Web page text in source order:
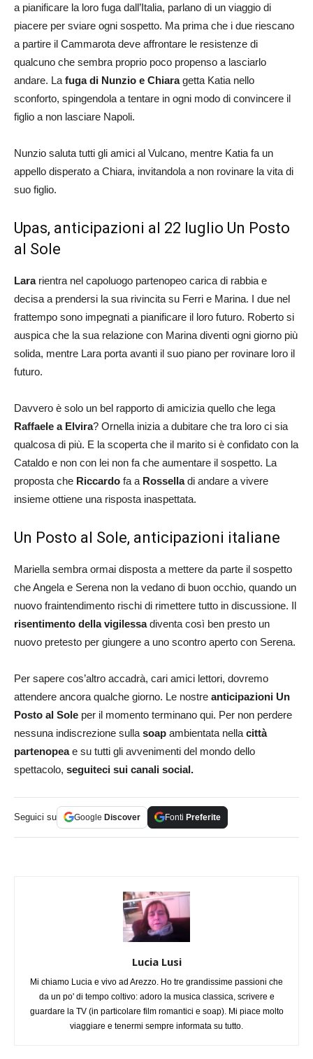
a pianificare la loro fuga dall’Italia, parlano di un viaggio di
piacere per sviare ogni sospetto. Ma prima che i due riescano
a partire il Cammarota deve affrontare le resistenze di
qualcuno che sembra proprio poco propenso a lasciarlo
andare. La fuga di Nunzio e Chiaragetta Katia nello
sconforto, spingendola a tentare in ogni modo di convincere il
figlio a non lasciare Napoli.
Nunzio saluta tutti gli amici al Vulcano, mentre Katia fa un
appello disperato a Chiara, invitandola a non rovinare la vita di
suo figlio.
Upas, anticipazioni al 22 luglio Un Posto
al Sole
Lararientra nel capoluogo partenopeo carica di rabbia e
decisa a prendersi la sua rivincita su Ferri e Marina. I due nel
frattempo sono impegnati a pianificare il loro futuro. Roberto si
auspica che la sua relazione con Marina diventi ogni giorno più
solida, mentre Lara porta avanti il suo piano per rovinare loro il
futuro.
Davvero è solo un bel rapporto di amicizia quello che lega
Raffaele a Elvira? Ornella inizia a dubitare che tra loro ci sia
qualcosa di più. E la scoperta che il marito si è confidato con la
Cataldo e non con lei non fa che aumentare il sospetto. La
proposta che Riccardo fa a Rosselladi andare a vivere
insieme ottiene una risposta inaspettata.
Un Posto al Sole, anticipazioni italiane
Mariella sembra ormai disposta a mettere da parte il sospetto
che Angela e Serena non la vedano di buon occhio, quando un
nuovo fraintendimento rischi di rimettere tutto in discussione. Il
risentimento della vigilessadiventa così ben presto un
nuovo pretesto per giungere a uno scontro aperto con Serena.
Per sapere cos’altro accadrà, cari amici lettori, dovremo
attendere ancora qualche giorno. Le nostre anticipazioni Un
Posto al Sole per il momento terminano qui. Per non perdere
nessuna indiscrezione sulla soap ambientata nella città
partenopeae su tutti gli avvenimenti del mondo dello
spettacolo, seguiteci sui canali social.
Seguici su Google Discover Fonti Preferite
Lucia Lusi
Mi chiamo Lucia e vivo ad Arezzo. Ho tre grandissime passioni che
da un po' di tempo coltivo: adoro la musica classica, scrivere e
guardare la TV (in particolare film romantici e soap). Mi piace molto
viaggiare e tenermi sempre informata su tutto.